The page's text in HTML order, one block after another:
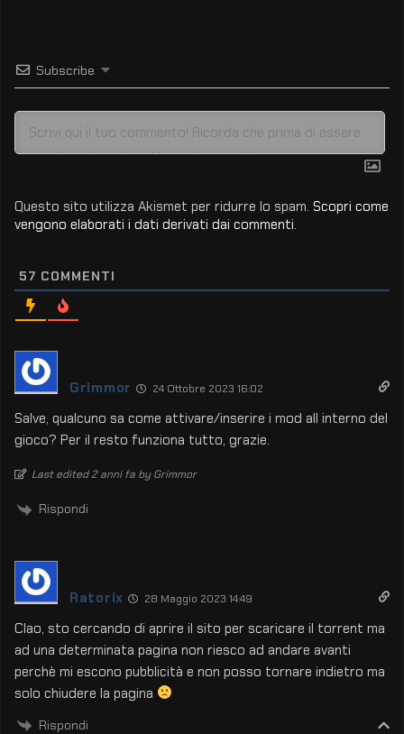
Subscribe
Questo sito utilizza Akismet per ridurre lo spam. Scopri come
vengono elaborati i dati derivati dai commenti.
57 COMMENTI
Grimmor 24 Ottobre 2023 16:02
Salve, qualcuno sa come attivare/inserire i mod all interno del
gioco? Per il resto funziona tutto, grazie.
Last edited 2 anni fa by Grimmor
Rispondi
Ratorix 28 Maggio 2023 14:49
CIao, sto cercando di aprire il sito per scaricare il torrent ma
ad una determinata pagina non riesco ad andare avanti
perchè mi escono pubblicità e non posso tornare indietro ma
solo chiudere la pagina
Rispondi